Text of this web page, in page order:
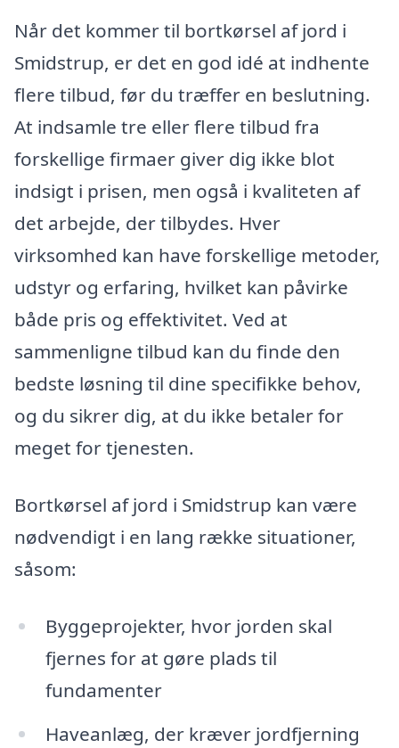
Når det kommer til bortkørsel af jord i
Smidstrup, er det en god idé at indhente
flere tilbud, før du træffer en beslutning.
At indsamle tre eller flere tilbud fra
forskellige firmaer giver dig ikke blot
indsigt i prisen, men også i kvaliteten af
det arbejde, der tilbydes. Hver
virksomhed kan have forskellige metoder,
udstyr og erfaring, hvilket kan påvirke
både pris og effektivitet. Ved at
sammenligne tilbud kan du finde den
bedste løsning til dine specifikke behov,
og du sikrer dig, at du ikke betaler for
meget for tjenesten.
Bortkørsel af jord i Smidstrup kan være
nødvendigt i en lang række situationer,
såsom:
Byggeprojekter, hvor jorden skal
fjernes for at gøre plads til
fundamenter
Haveanlæg, der kræver jordfjerning